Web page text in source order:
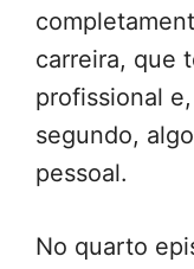
carreira, que
profissional
segundo,
pessoal.
No quarto